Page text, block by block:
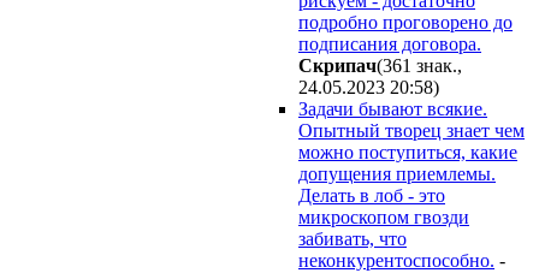
подробно проговорено до
подписания договора.
Cкpипaч(361 знак.,
24.05.2023 20:58)
Задачи бывают всякие.
Опытный творец знает чем
можно поступиться, какие
допущения приемлемы.
Делать в лоб - это
микроскопом гвозди
забивать, что
неконкурентоспособно. -